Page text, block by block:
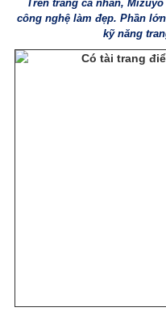
Trên trang cá nhân,
công nghệ làm đẹp. Phần
kỹ năng